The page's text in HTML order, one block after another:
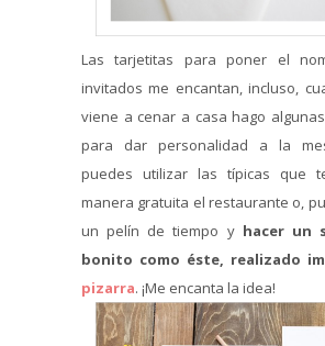
Las tarjetitas para poner el
invitados me encantan, incluso,
viene a cenar a casa hago
para dar personalidad a la
puedes utilizar las típicas que
manera gratuita el restaurante o,
un pelín de tiempo y hacer un
bonito como éste, realizado
pizarra. ¡Me encanta la idea!